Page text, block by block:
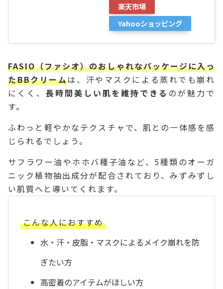
楽天市場
Yahooショッピング
FASIO（ファシオ）のおしゃれなパッケージに入っ
たBBクリームは、汗やマスクによる蒸れでも崩れ
にくく、 長時間美しい肌を維持できる のが魅力で
す。
ふわっと軽やかなテクスチャで、肌との一体感を感
じられるでしょう。
サフラワー油やホホバ種子油など、5種類のオーガ
ニック植物抽出成分が配合されており、みずみずし
い肌質へと導いてくれます。
こんな人におすすめ
水・汗・皮脂・マスクによるメイク崩れを防
ぎたい方
高密着のアイテムがほしい方